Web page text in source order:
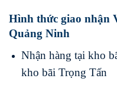
Hình thức giao nhận
Quảng Ninh
Nhận hàng tại kho
kho bãi Trọng Tấn